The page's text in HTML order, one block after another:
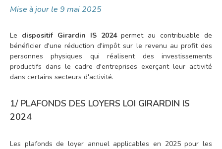
Mise à jour le 9 mai 2025
Le dispositif Girardin IS 2024permet au contribuable de
bénéficier d'une réduction d'impôt sur le revenu au profit des
personnes physiques qui réalisent des investissements
productifs dans le cadre d'entreprises exerçant leur activité
dans certains secteurs d'activité.
1/ PLAFONDS DES LOYERS LOI GIRARDIN IS
2024
Les plafonds de loyer annuel applicables en 2025 pour les